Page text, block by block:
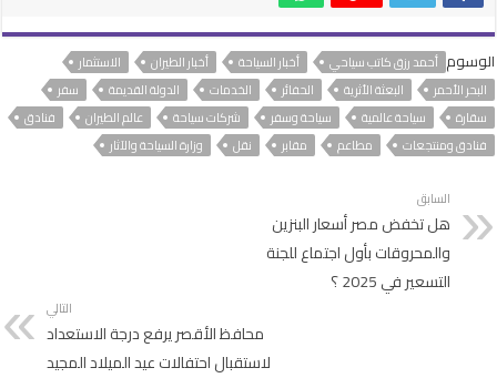
الوسوم أحمد رزق كاتب سياحي أخبار السياحة أخبار الطيران
الاستثمار
البحر الأحمر
البعثة الأثرية الحفائر الخدمات الدولة القديمة
سفر
سقارة
سياحة عالمية سياحة وسفر شركات سياحة عالم الطيران
فنادق
فنادق ومنتجعات
مطاعم مقابر نقل وزارة السياحة والآثار
السابق
هل تخفض مصر أسعار البنزين
والمحروقات بأول اجتماع للجنة
التسعير في 2025 ؟
التالي
محافظ الأقصر يرفع درجة الاستعداد
لاستقبال احتفالات عيد الميلاد المجيد